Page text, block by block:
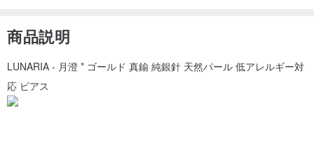
商品説明
LUNARIA - 月澄 * ゴールド 真鍮 純銀針 天然パール 低アレルギー対
応 ピアス